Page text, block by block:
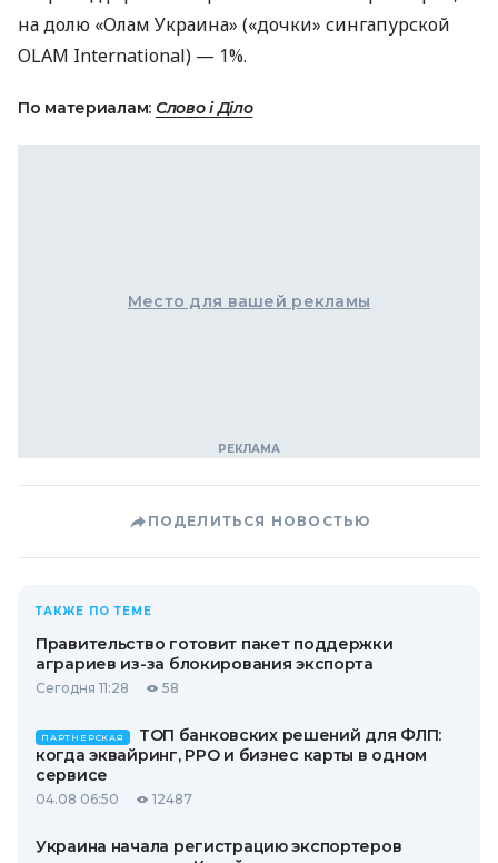
на долю «Олам Украина» («дочки» сингапурской
OLAM International) — 1%.
По материалам: Слово і Діло
Место для вашей рекламы
ПОДЕЛИТЬСЯ НОВОСТЬЮ
ТАКЖЕ ПО ТЕМЕ
Правительство готовит пакет поддержки
аграриев из-за блокирования экспорта
Сегодня 11:28 58
ПАРТНЕРСКАЯ
ТОП банковских решений для ФЛП:
когда эквайринг, РРО и бизнес карты в одном
сервисе
04.08 06:50 12487
Украина начала регистрацию экспортеров